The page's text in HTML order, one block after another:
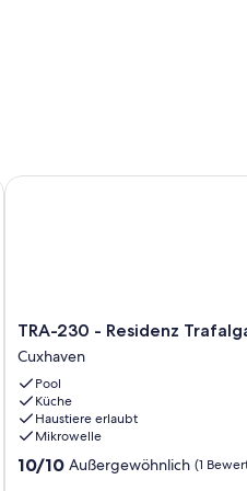
in Cuxhaven. Bequem mit
TRA-
230
-
Residenz
Trafalgar
Cuxhaven
TRA-230 - Residenz
Cuxhaven
Pool
Küche
Haustiere erlaubt
Mikrowelle
10.0
10/10 Außergewöhnlich (1
TRA-230 - Residenz Trafalgar